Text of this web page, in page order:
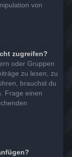
von
zugreifen?
oder Gruppen
zu lesen, zu
brauchst du
Frage einen